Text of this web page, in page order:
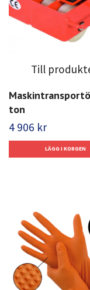
Till
ton
4 906 kr